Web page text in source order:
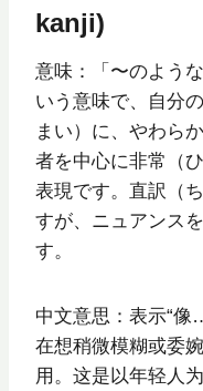
kanji)
意味：「〜のよう
いう意味で、自分
まい）に、やわら
者を中心に非常（
表現です。直訳（
すが、ニュアンス
す。
中文意思：表示“像
在想稍微模糊或委
用。这是以年轻人